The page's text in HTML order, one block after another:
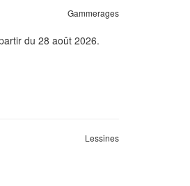
Gammerages
du 28 août 2026.
Lessines